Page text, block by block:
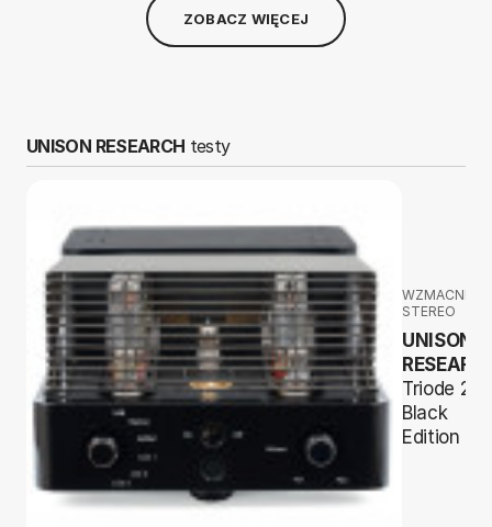
ZOBACZ WIĘCEJ
UNISON RESEARCH testy
STEREO
UNISON
Triode 25
Black
Edition